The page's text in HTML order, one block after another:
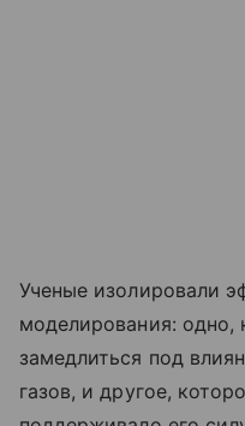
Ученые изолировали
моделирования: одно,
замедлиться под
газов, и другое,